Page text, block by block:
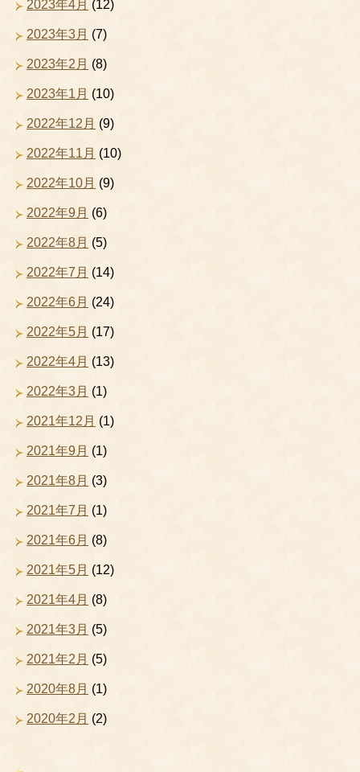
2023年4月 (12)
2023年3月 (7)
2023年2月 (8)
2023年1月 (10)
2022年12月 (9)
2022年11月 (10)
2022年10月 (9)
2022年9月 (6)
2022年8月 (5)
2022年7月 (14)
2022年6月 (24)
2022年5月 (17)
2022年4月 (13)
2022年3月 (1)
2021年12月 (1)
2021年9月 (1)
2021年8月 (3)
2021年7月 (1)
2021年6月 (8)
2021年5月 (12)
2021年4月 (8)
2021年3月 (5)
2021年2月 (5)
2020年8月 (1)
2020年2月 (2)